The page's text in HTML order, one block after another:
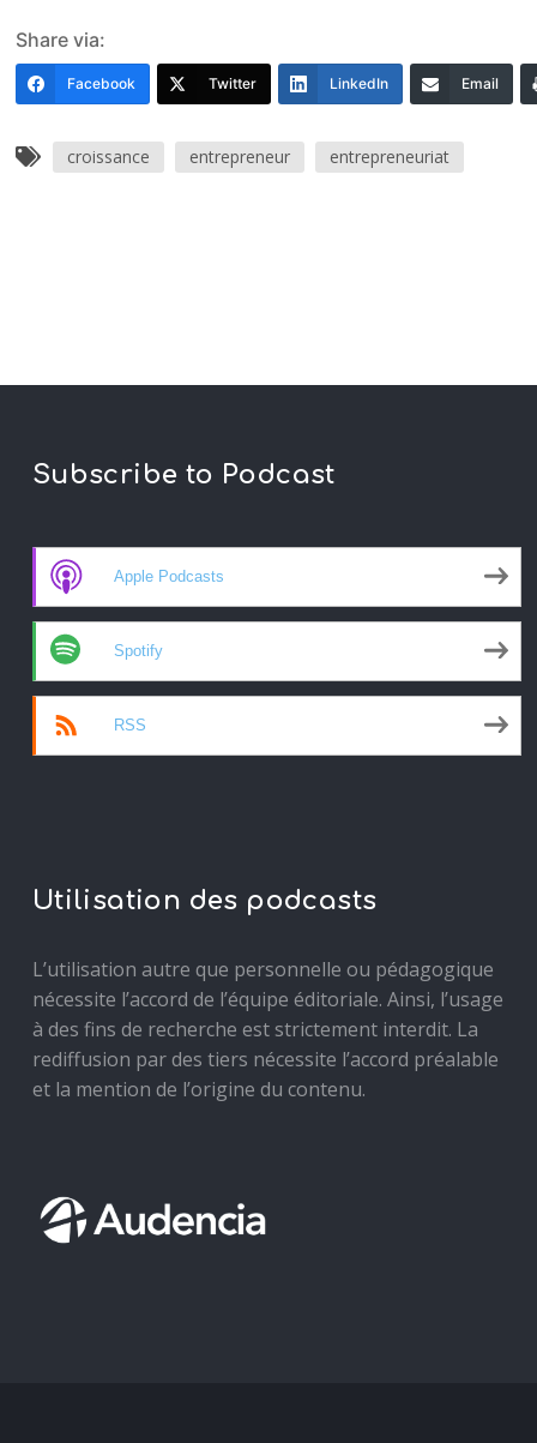
Share via:
Facebook Twitter LinkedIn Email
croissance entrepreneur entrepreneuriat
Subscribe to Podcast
Apple Podcasts
Spotify
RSS
Utilisation des podcasts
L’utilisation autre que personnelle ou pédagogique
nécessite l’accord de l’équipe éditoriale. Ainsi, l’usage
à des fins de recherche est strictement interdit. La
rediffusion par des tiers nécessite l’accord préalable
et la mention de l’origine du contenu.